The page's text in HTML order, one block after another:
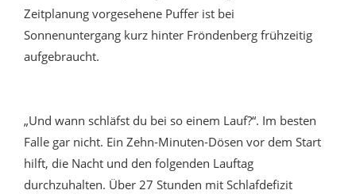
Zeitplanung vorgesehene Puffer ist bei
Sonnenuntergang kurz hinter Fröndenberg frühzeitig
aufgebraucht.
„Und wann schläfst du bei so einem Lauf?“. Im besten
Falle gar nicht. Ein Zehn-Minuten-Dösen vor dem Start
hilft, die Nacht und den folgenden Lauftag
durchzuhalten. Über 27 Stunden mit Schlafdefizit